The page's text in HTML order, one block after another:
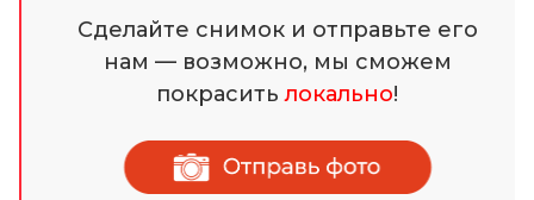
Сделайте снимок и отправьте его
нам — возможно, мы сможем
покраситьлокально!